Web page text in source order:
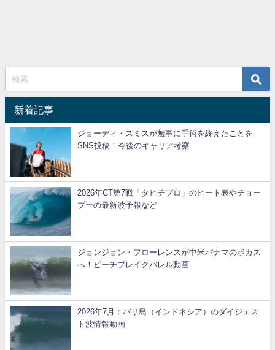
新着記事
ジョーディ・スミスが無事に手術を終えたことを
SNS投稿！今後のキャリア考察
2026年CT第7戦「タヒチプロ」のヒート表やチョー
プーの最新波予報など
ジョンジョン・フローレンスが中米パナマのボカス
へ！ビーチブレイクバレル動画
2026年7月：バリ島（インドネシア）のダイジェス
ト波情報動画